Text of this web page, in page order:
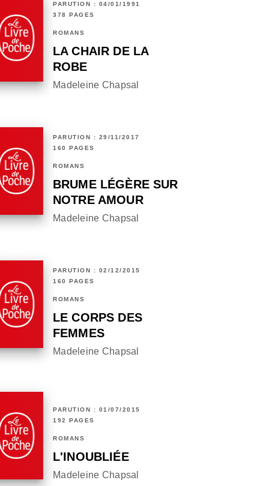
PARUTION : 04/01/1991
378 PAGES
ROMANS
LA CHAIR DE LA
ROBE
Madeleine Chapsal
PARUTION : 29/11/2017
160 PAGES
ROMANS
BRUME LÉGÈRE SUR
NOTRE AMOUR
Madeleine Chapsal
PARUTION : 02/12/2015
160 PAGES
ROMANS
LE CORPS DES
FEMMES
Madeleine Chapsal
PARUTION : 01/07/2015
192 PAGES
ROMANS
L'INOUBLIÉE
Madeleine Chapsal